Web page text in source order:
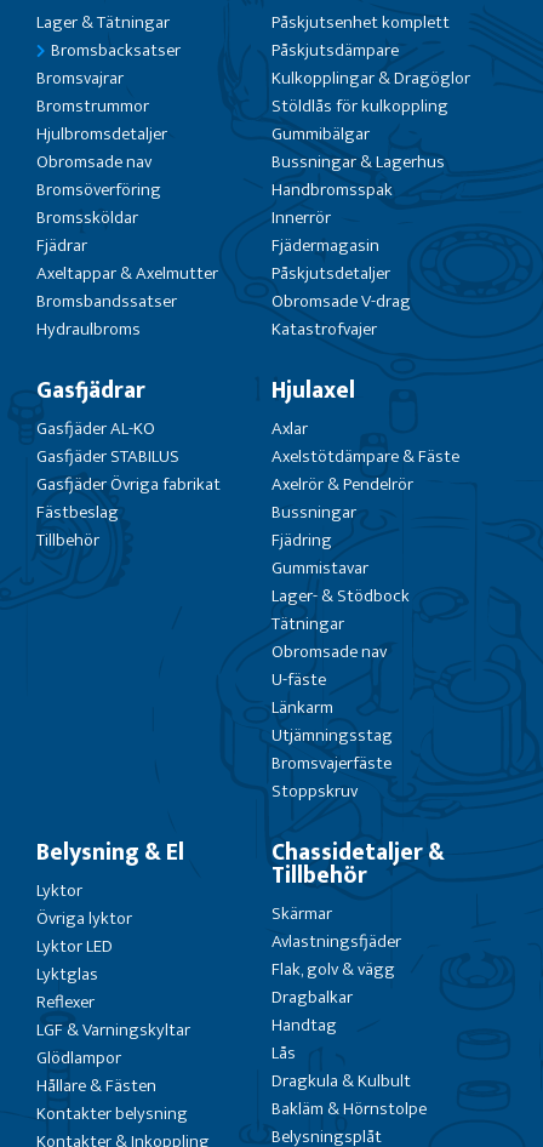
Lager & Tätningar
Bromsbacksatser
Bromsvajrar
Bromstrummor
Hjulbromsdetaljer
Obromsade nav
Bromsöverföring
Bromssköldar
Fjädrar
Axeltappar & Axelmutter
Bromsbandssatser
Hydraulbroms
Påskjutsenhet komplett
Påskjutsdämpare
Kulkopplingar & Dragöglor
Stöldlås för kulkoppling
Gummibälgar
Bussningar & Lagerhus
Handbromsspak
Innerrör
Fjädermagasin
Påskjutsdetaljer
Obromsade V-drag
Katastrofvajer
Gasfjädrar
Gasfjäder AL-KO
Gasfjäder STABILUS
Gasfjäder Övriga fabrikat
Fästbeslag
Tillbehör
Hjulaxel
Axlar
Axelstötdämpare & Fäste
Axelrör & Pendelrör
Bussningar
Fjädring
Gummistavar
Lager- & Stödbock
Tätningar
Obromsade nav
U-fäste
Länkarm
Utjämningsstag
Bromsvajerfäste
Stoppskruv
Belysning & El
Lyktor
Övriga lyktor
Lyktor LED
Lyktglas
Reflexer
LGF & Varningskyltar
Glödlampor
Hållare & Fästen
Kontakter belysning
Chassidetaljer &
Tillbehör
Skärmar
Avlastningsfjäder
Flak, golv & vägg
Dragbalkar
Handtag
Lås
Dragkula & Kulbult
Bakläm & Hörnstolpe
Belysningsplåt